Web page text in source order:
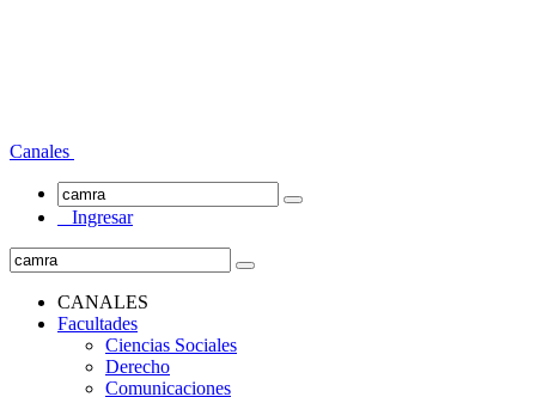
Canales
Ingresar
CANALES
Facultades
Ciencias Sociales
Derecho
Comunicaciones